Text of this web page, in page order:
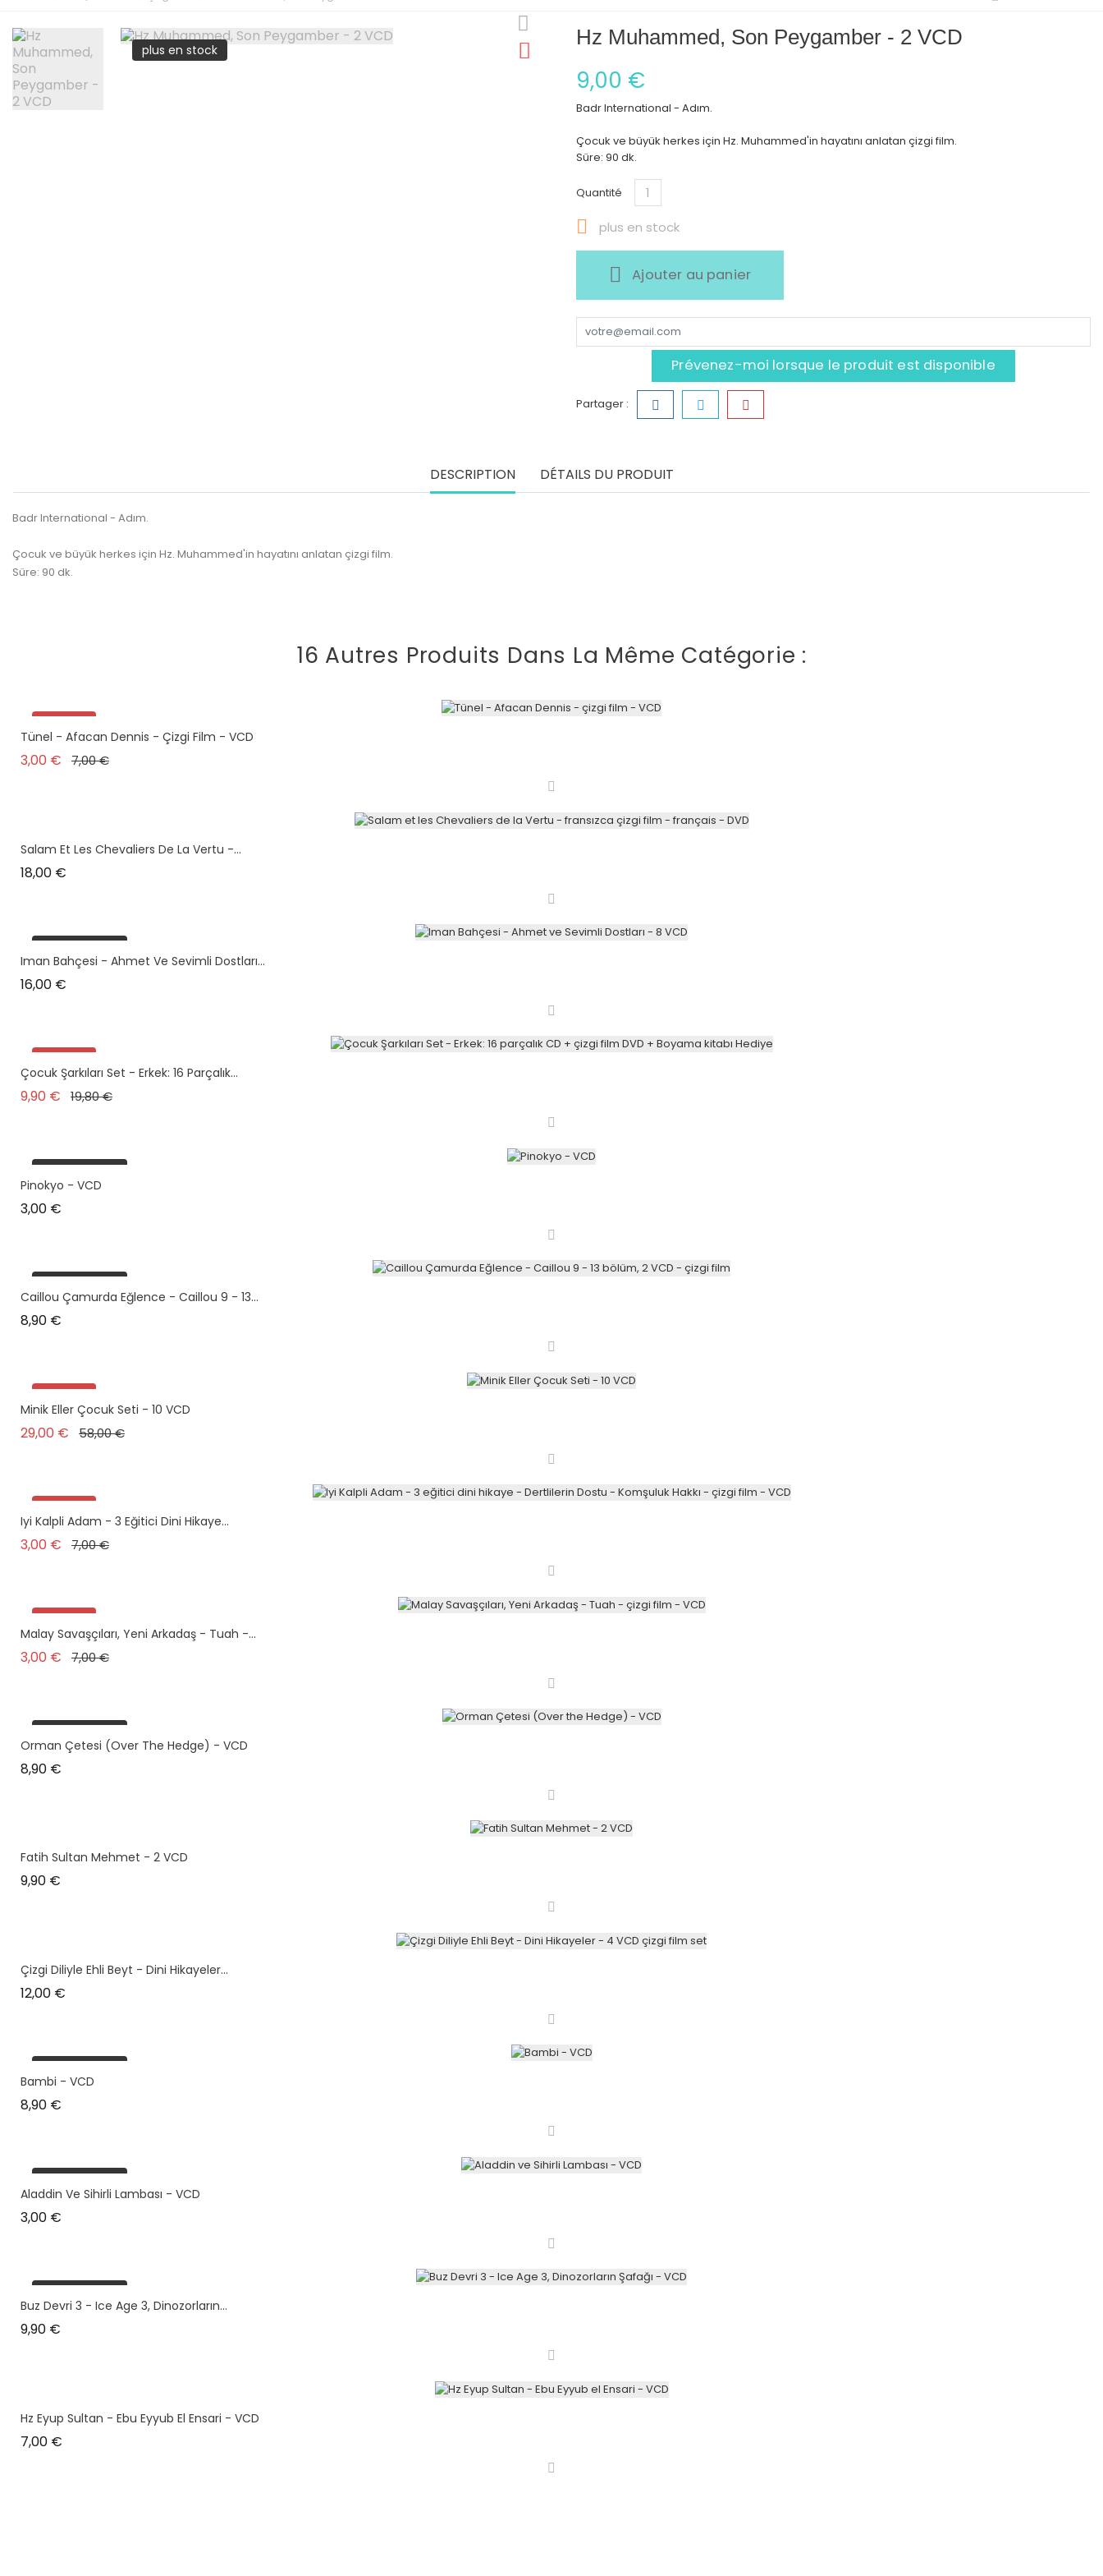
plus en stock
Hz Muhammed, Son Peygamber - 2 VCD
9,00 €
Badr International - Adım.
Çocuk ve büyük herkes için Hz. Muhammed'in hayatını anlatan çizgi film.
Süre: 90 dk.
Quantité
 plus en stock
Ajouter au panier
Prévenez-moi lorsque le produit est disponible
Partager :
DESCRIPTION DÉTAILS DU PRODUIT
Badr International - Adım.
Çocuk ve büyük herkes için Hz. Muhammed'in hayatını anlatan çizgi film.
Süre: 90 dk.
16 Autres Produits Dans La Même Catégorie :
Promo !
Tünel - Afacan Dennis - Çizgi Film - VCD
3,00 € Prix de base
7,00 €Prix
Salam Et Les Chevaliers De La Vertu -...
18,00 €
plus en stock
Iman Bahçesi - Ahmet Ve Sevimli Dostları...
16,00 €
Promo !
plus en stock
Çocuk Şarkıları Set - Erkek: 16 Parçalık...
9,90 € Prix de base
19,80 €Prix
plus en stock
Pinokyo - VCD
3,00 €
plus en stock
Caillou Çamurda Eğlence - Caillou 9 - 13...
8,90 €
Promo !
plus en stock
Minik Eller Çocuk Seti - 10 VCD
29,00 € Prix de base
58,00 €Prix
Promo !
plus en stock
Iyi Kalpli Adam - 3 Eğitici Dini Hikaye...
3,00 € Prix de base
7,00 €Prix
Promo !
Malay Savaşçıları, Yeni Arkadaş - Tuah -...
3,00 € Prix de base
7,00 €Prix
plus en stock
Orman Çetesi (Over The Hedge) - VCD
8,90 €
Fatih Sultan Mehmet - 2 VCD
9,90 €
Çizgi Diliyle Ehli Beyt - Dini Hikayeler...
12,00 €
plus en stock
Bambi - VCD
8,90 €
plus en stock
Aladdin Ve Sihirli Lambası - VCD
3,00 €
plus en stock
Buz Devri 3 - Ice Age 3, Dinozorların...
9,90 €
Hz Eyup Sultan - Ebu Eyyub El Ensari - VCD
7,00 €